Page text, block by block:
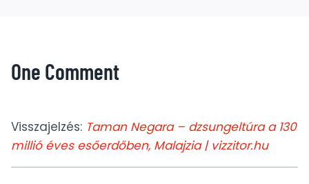
One Comment
Visszajelzés: Taman Negara – dzsungeltúra a 130
millió éves esőerdőben, Malajzia | vizzitor.hu